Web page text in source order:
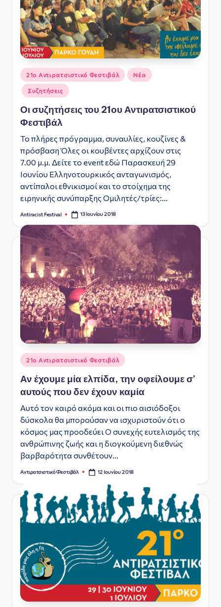
ό
Φ
ε
σ
τι
β
ά
λ
Α
θ
ή
ν
α
ς
Αναρτήθηκε
σε
21ο Αντιρατσιστικό Φεστιβάλ Νέα
Συζητήσεις
Οι συζητήσεις του 21ου Αντιρατσιστικού
Φεστιβάλ
Το πλήρες πρόγραμμα, συναυλίες, κουζίνες &
πρόσβαση Όλες οι κουβέντες αρχίζουν στις
7.00 μ.μ. Δείτε το event εδώ Παρασκευή 29
Ιουνίου Ελληνοτουρκικός ανταγωνισμός,
αντίπαλοι εθνικισμοί και το στοίχημα της
ειρηνικής συνύπαρξης Ομιλητές/τρίες:…
Συγγραφέας:
Antiracist Festival 13 Ιουνίου 2018
Αναρτήθηκε
σε
21ο Αντιρατσιστικό Φεστιβάλ
Αν έχουμε μία ελπίδα, την οφείλουμε σ’
αυτούς που δεν έχουν καμία
Αυτό τον καιρό ακόμα και οι πιο αισιόδοξοι
δύσκολα θα μπορούσαν να ισχυριστούν ότι ο
κόσμος μας προοδεύει Ο συνεχής ευτελισμός της
ανθρώπινης ζωής και η διογκούμενη διεθνώς
βαρβαρότητα συνθέτουν…
Συγγραφέας:
Αντιρατσιστικό Φεστιβάλ 12 Ιουνίου 2018